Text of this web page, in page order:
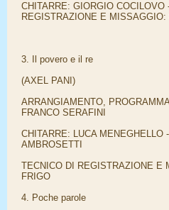
CHITARRE: GIORGIO COCILOVO
REGISTRAZIONE E
3. Il povero e il re
(AXEL PANI)
ARRANGIAMENTO,
FRANCO SERAFINI
CHITARRE: LUCA MENEGHELLO
AMBROSETTI
TECNICO DI REGISTRAZIONE E
FRIGO
4. Poche parole